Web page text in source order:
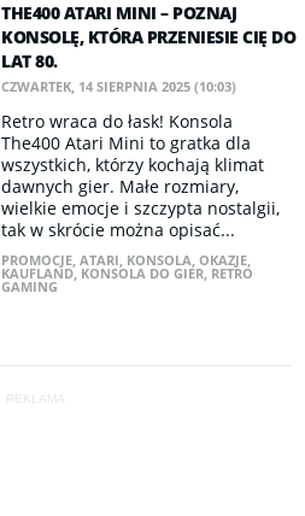
THE400 ATARI MINI – POZNAJ
KONSOLĘ, KTÓRA PRZENIESIE CIĘ DO
LAT 80.
CZWARTEK, 14 SIERPNIA 2025 (10:03)
Retro wraca do łask! Konsola
The400 Atari Mini to gratka dla
wszystkich, którzy kochają klimat
dawnych gier. Małe rozmiary,
wielkie emocje i szczypta nostalgii,
tak w skrócie można opisać...
PROMOCJE,ATARI, KONSOLA,OKAZJE,
KAUFLAND, KONSOLA DO GIER, RETRO
GAMING
REKLAMA